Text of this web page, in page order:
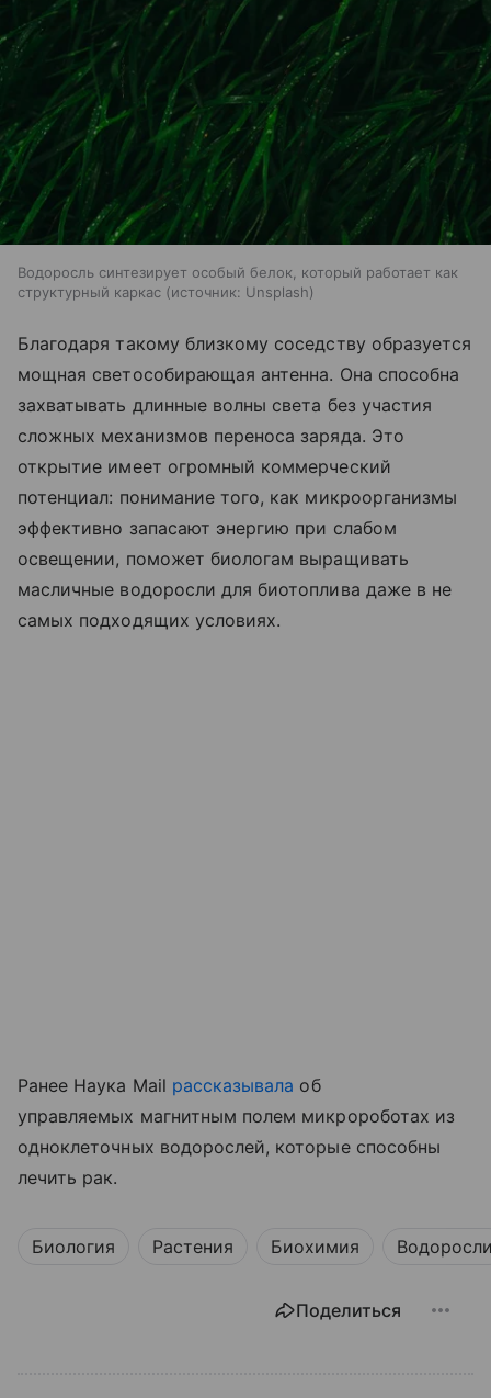
Водоросль синтезирует особый белок, который работает как
структурный каркас
источник: Unsplash
Благодаря такому близкому соседству образуется
мощная светособирающая антенна. Она способна
захватывать длинные волны света без участия
сложных механизмов переноса заряда. Это
открытие имеет огромный коммерческий
потенциал: понимание того, как микроорганизмы
эффективно запасают энергию при слабом
освещении, поможет биологам выращивать
масличные водоросли для биотоплива даже в не
самых подходящих условиях.
Ранее Наука Mail рассказывала об
управляемых магнитным полем микророботах из
одноклеточных водорослей, которые способны
лечить рак.
Биология Растения Биохимия
Поделиться